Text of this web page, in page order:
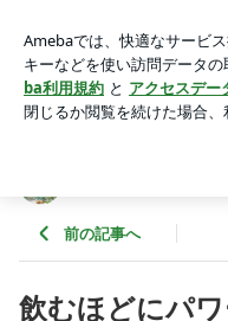
アプリをダウンロードして
ょう。
前の記事へ
飲むほどにパ